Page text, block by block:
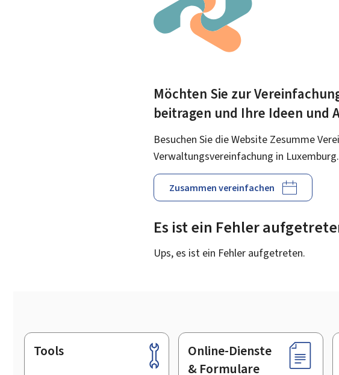
Möchten Sie zur
beitragen und Ihre Ideen und
Besuchen Sie die Website Zesumme
Verwaltungsvereinfachung in Luxemburg.
Zusammen vereinfachen
Es ist ein Fehler
Ups, es ist ein Fehler aufgetreten.
Footer
Tools
Online-Dienste
& Formulare